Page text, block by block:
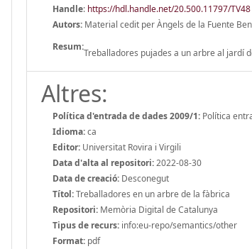
Handle: https://hdl.handle.net/20.500.11797/TV48
Autors: Material cedit per Àngels de la Fuente
Resum:
Treballadores pujades a un arbre al jardí
Altres:
Política d'entrada de dades 2009/1: Política
Idioma:ca
Editor: Universitat Rovira i Virgili
Data d'alta al repositori:2022-08-30
Data de creació: Desconegut
Títol:Treballadores en un arbre de la fàbrica
Repositori: Memòria Digital de Catalunya
Tipus de recurs: info:eu-repo/semantics/other
Format: pdf